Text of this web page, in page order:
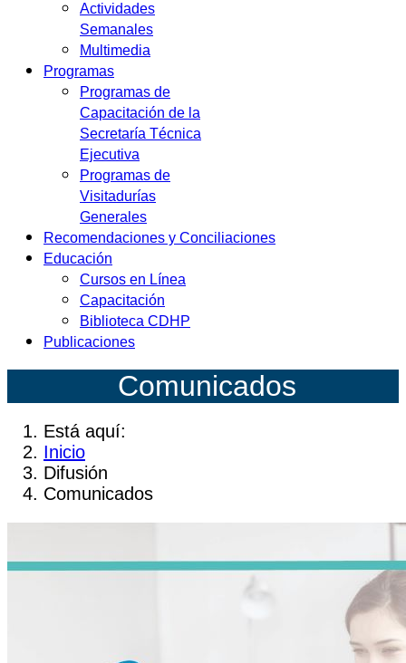
Actividades
Semanales
Multimedia
Programas
Programas de
Capacitación de la
Secretaría Técnica
Ejecutiva
Programas de
Visitadurías
Generales
Recomendaciones y Conciliaciones
Educación
Cursos en Línea
Capacitación
Biblioteca CDHP
Publicaciones
Comunicados
Está aquí:
Inicio
Difusión
Comunicados